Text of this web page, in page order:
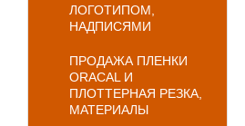
ЛОГОТИПОМ,
НАДПИСЯМИ
ПРОДАЖА ПЛЕНКИ
ORACAL И
ПЛОТТЕРНАЯ РЕЗКА,
МАТЕРИАЛЫ